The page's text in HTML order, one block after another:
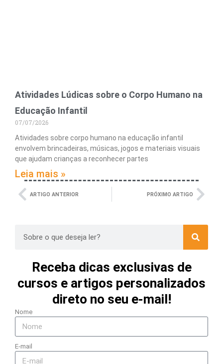
Atividades Lúdicas sobre o Corpo Humano na
Educação Infantil
07/07/2026
Atividades sobre corpo humano na educação infantil
envolvem brincadeiras, músicas, jogos e materiais visuais
que ajudam crianças a reconhecer partes
Leia mais »
ARTIGO ANTERIOR PRÓXIMO ARTIGO
Receba dicas exclusivas de
cursos e artigos personalizados
direto no seu e-mail!
Nome
E-mail